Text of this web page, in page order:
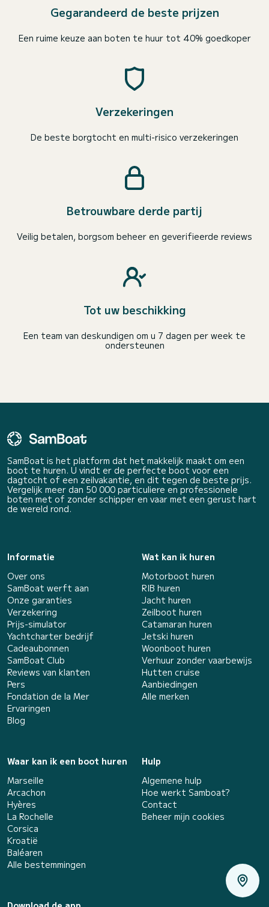
Gegarandeerd de beste prijzen
Een ruime keuze aan boten te huur tot 40% goedkoper
Verzekeringen
De beste borgtocht en multi-risico verzekeringen
Betrouwbare derde partij
Veilig betalen, borgsom beheer en geverifieerde reviews
Tot uw beschikking
Een team van deskundigen om u 7 dagen per week te
ondersteunen
SamBoat is het platform dat het makkelijk maakt om een
boot te huren. U vindt er de perfecte boot voor een
dagtocht of een zeilvakantie, en dit tegen de beste prijs.
Vergelijk meer dan 50 000 particuliere en professionele
boten met of zonder schipper en vaar met een gerust hart
de wereld rond.
Informatie
Over ons
SamBoat werft aan
Onze garanties
Verzekering
Prijs-simulator
Yachtcharter bedrijf
Cadeaubonnen
SamBoat Club
Reviews van klanten
Pers
Fondation de la Mer
Ervaringen
Blog
Wat kan ik huren
Motorboot huren
RIB huren
Jacht huren
Zeilboot huren
Catamaran huren
Jetski huren
Woonboot huren
Verhuur zonder vaarbewijs
Hutten cruise
Aanbiedingen
Alle merken
Waar kan ik een boot huren
Marseille
Arcachon
Hyères
La Rochelle
Corsica
Kroatië
Baléaren
Alle bestemmingen
Hulp
Algemene hulp
Hoe werkt Samboat?
Contact
Beheer mijn cookies